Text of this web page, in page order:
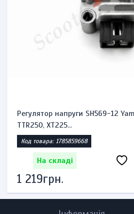
Регулятор напруги SH569-12
TTR250, XT225...
Код товара: 1785859668
На складі
1 219грн.